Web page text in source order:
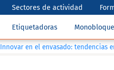
Sectores de actividad
Etiquetadoras
Innovar en el envasado: tendencias